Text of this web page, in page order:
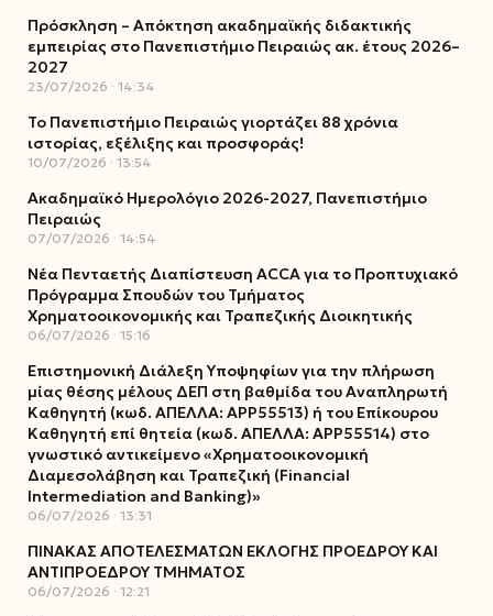
Πρόσκληση – Απόκτηση ακαδημαϊκής διδακτικής
εμπειρίας στο Πανεπιστήμιο Πειραιώς ακ. έτους 2026–
2027
23/07/2026 14:34
Το Πανεπιστήμιο Πειραιώς γιορτάζει 88 χρόνια
ιστορίας, εξέλιξης και προσφοράς!
10/07/2026 13:54
Ακαδημαϊκό Ημερολόγιο 2026-2027, Πανεπιστήμιο
Πειραιώς
07/07/2026 14:54
Νέα Πενταετής Διαπίστευση ACCA για το Προπτυχιακό
Πρόγραμμα Σπουδών του Τμήματος
Χρηματοοικονομικής και Τραπεζικής Διοικητικής
06/07/2026 15:16
Επιστημονική Διάλεξη Υποψηφίων για την πλήρωση
μίας θέσης μέλους ΔΕΠ στη βαθμίδα του Αναπληρωτή
Καθηγητή (κωδ. ΑΠΕΛΛΑ: ΑΡΡ55513) ή του Επίκουρου
Καθηγητή επί θητεία (κωδ. ΑΠΕΛΛΑ: ΑΡΡ55514) στο
γνωστικό αντικείμενο «Χρηματοοικονομική
Διαμεσολάβηση και Τραπεζική (Financial
Intermediation and Banking)»
06/07/2026 13:31
ΠΙΝΑΚΑΣ ΑΠΟΤΕΛΕΣΜΑΤΩΝ ΕΚΛΟΓΗΣ ΠΡΟΕΔΡΟΥ ΚΑΙ
ΑΝΤΙΠΡΟΕΔΡΟΥ ΤΜΗΜΑΤΟΣ
06/07/2026 12:21